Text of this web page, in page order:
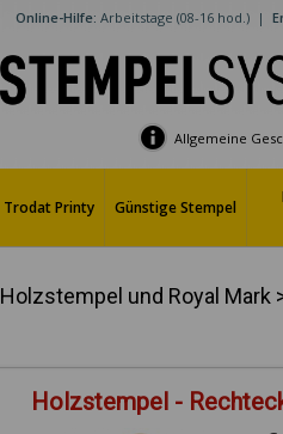
Online-Hilfe: Arbeitstage (08-16 hod.) |
Allgemeine
Trodat Printy Günstige Stempel
Holzstempel und Royal Mark
Holzstempel -